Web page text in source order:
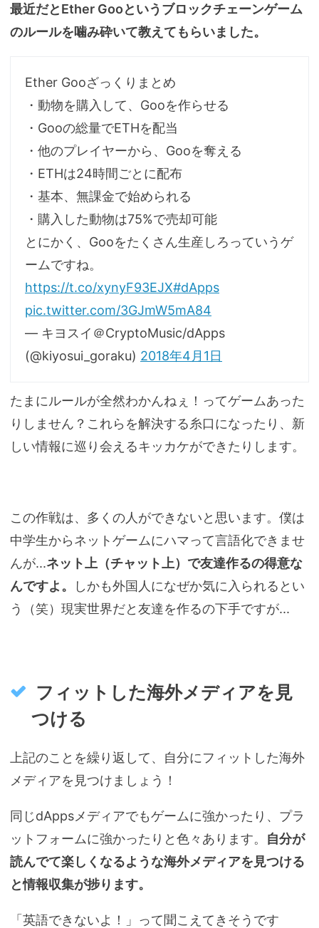
最近だとEther Gooというブロックチェーンゲーム
のルールを噛み砕いて教えてもらいました。
Ether Gooざっくりまとめ
・動物を購入して、Gooを作らせる
・Gooの総量でETHを配当
・他のプレイヤーから、Gooを奪える
・ETHは24時間ごとに配布
・基本、無課金で始められる
・購入した動物は75%で売却可能
とにかく、Gooをたくさん生産しろっていうゲ
ームですね。
https://t.co/xynyF93EJX#dApps
pic.twitter.com/3GJmW5mA84
— キヨスイ＠CryptoMusic/dApps
(@kiyosui_goraku) 2018年4月1日
たまにルールが全然わかんねぇ！ってゲームあった
りしません？これらを解決する糸口になったり、新
しい情報に巡り会えるキッカケができたりします。
この作戦は、多くの人ができないと思います。僕は
中学生からネットゲームにハマって言語化できませ
んが...ネット上（チャット上）で友達作るの得意な
んですよ。
しかも外国人になぜか気に入られるとい
う（笑）現実世界だと友達を作るの下手ですが...
フィットした海外メディアを見
つける
上記のことを繰り返して、自分にフィットした海外
メディアを見つけましょう！
同じdAppsメディアでもゲームに強かったり、プラ
ットフォームに強かったりと色々あります。 自分が
読んでて楽しくなるような海外メディアを見つける
と情報収集が捗ります。
「英語できないよ！」って聞こえてきそうです